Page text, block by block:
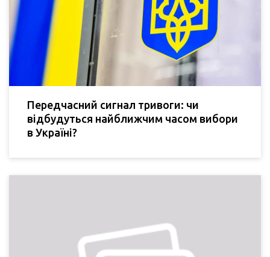
Передчасний сигнал тривоги: чи
відбудуться найближчим часом вибори
в Україні?